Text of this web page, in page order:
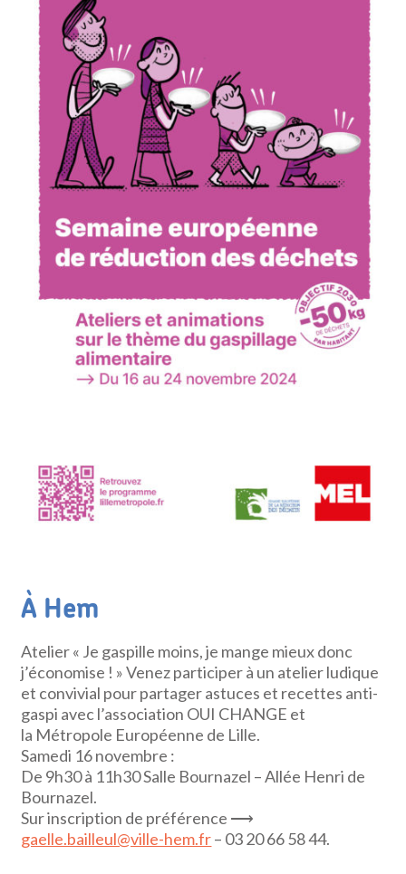
À Hem
Atelier « Je gaspille moins, je mange mieux donc
j’économise ! » Venez participer à un atelier ludique
et convivial pour partager astuces et recettes anti-
gaspi avec l’association OUI CHANGE et
la Métropole Européenne de Lille.
Samedi 16 novembre :
De 9h30 à 11h30 Salle Bournazel – Allée Henri de
Bournazel.
Sur inscription de préférence ⟶
gaelle.bailleul@ville-hem.fr– 03 20 66 58 44.